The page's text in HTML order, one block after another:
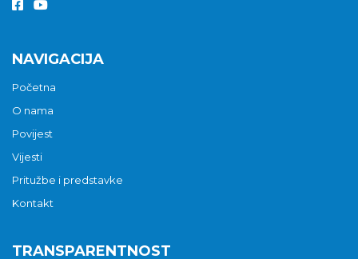
NAVIGACIJA
Početna
O nama
Povijest
Vijesti
Pritužbe i predstavke
Kontakt
TRANSPARENTNOST